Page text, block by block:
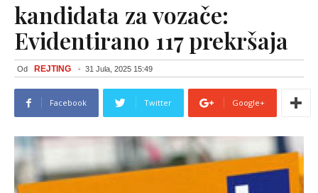
kandidata za vozače:
Evidentirano 117 prekršaja
Od REJTING - 31 Jula, 2025 15:49
Facebook Twitter Google+